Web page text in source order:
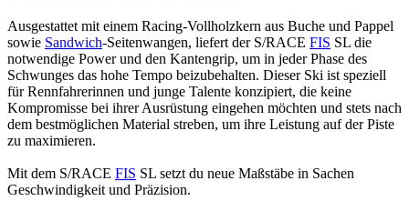
Ausgestattet mit einem Racing-Vollholzkern aus Buche und Pappel
sowie Sandwich-Seitenwangen, liefert der S/RACE FIS SL die
notwendige Power und den Kantengrip, um in jeder Phase des
Schwunges das hohe Tempo beizubehalten. Dieser Ski ist speziell
für Rennfahrerinnen und junge Talente konzipiert, die keine
Kompromisse bei ihrer Ausrüstung eingehen möchten und stets nach
dem bestmöglichen Material streben, um ihre Leistung auf der Piste
zu maximieren.
Mit dem S/RACE FIS SL setzt du neue Maßstäbe in Sachen
Geschwindigkeit und Präzision.